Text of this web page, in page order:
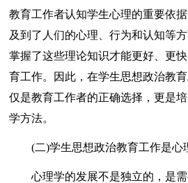
教育工作者认知学生心理的重要依
及到了人们的心理、行为和认知等
掌握了这些理论知识才能更好、更
育工作。因此，在学生思想政治教
仅是教育工作者的正确选择，更是
学方法。
(二)学生思想政治教育工作是心
心理学的发展不是独立的，是需